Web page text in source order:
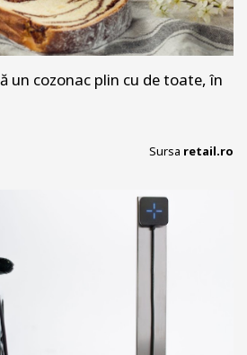
un cozonac plin cu de toate, în
Sursa retail.ro